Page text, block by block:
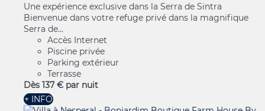
Une expérience exclusive dans la Serra de Sintra
Bienvenue dans votre refuge privé dans la magnifique
Serra de...
Accès Internet
Piscine privée
Parking extérieur
Terrasse
Dès 137 € par nuit
+ INFO